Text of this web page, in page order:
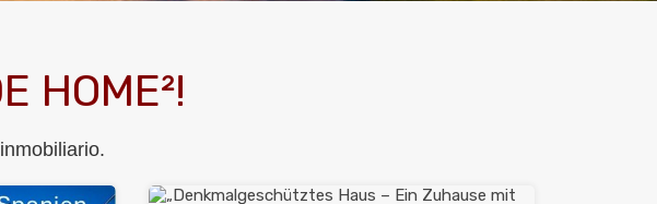
HOME²!